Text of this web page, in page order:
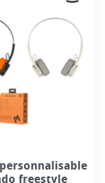
freestyle